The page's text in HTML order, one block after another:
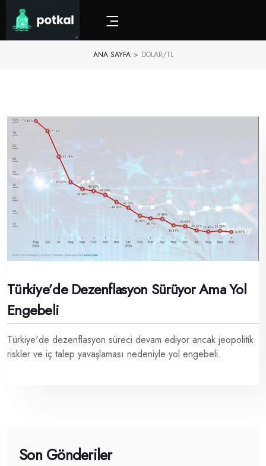
ANA SAYFA > DOLAR/TL
Türkiye’de Dezenflasyon Sürüyor Ama Yol
Engebeli
Türkiye'de dezenflasyon süreci devam ediyor ancak jeopolitik
riskler ve iç talep yavaşlaması nedeniyle yol engebeli.
Son Gönderiler